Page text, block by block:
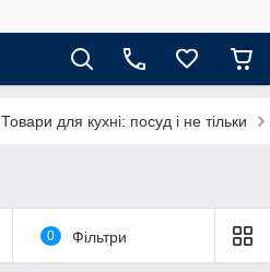
Товари для кухні: посуд і не тільки
0 Фільтри